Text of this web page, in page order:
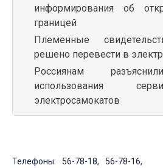
информирования об
границей
Племенные
решено перевести в
Россиянам
использования
электросамокатов
Телефоны: 56-78-18, 56-78-16,